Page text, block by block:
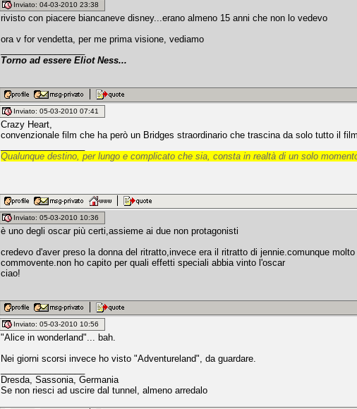
Inviato: 04-03-2010 23:38
rivisto con piacere biancaneve disney...erano almeno 15 anni che non lo vedevo
ora v for vendetta, per me prima visione, vediamo
Torno ad essere Eliot Ness...
Inviato: 05-03-2010 07:41
Crazy Heart,
convenzionale film che ha però un Bridges straordinario che trascina da solo tutto il
Qualunque destino, per lungo e complicato che sia, consta in realtà di un solo
Inviato: 05-03-2010 10:36
è uno degli oscar più certi,assieme ai due non protagonisti
credevo d'aver preso la donna del ritratto,invece era il ritratto di jennie.comunque
commovente.non ho capito per quali effetti speciali abbia vinto l'oscar
ciao!
Inviato: 05-03-2010 10:56
"Alice in wonderland"... bah.
Nei giorni scorsi invece ho visto "Adventureland", da guardare.
Dresda, Sassonia, Germania
Se non riesci ad uscire dal tunnel, almeno arredalo